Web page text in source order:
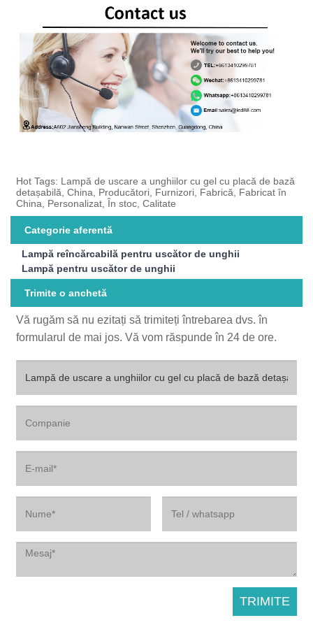
Hot Tags: Lampă de uscare a unghiilor cu gel cu placă de bază
detașabilă, China, Producători, Furnizori, Fabrică, Fabricat în
China, Personalizat, În stoc, Calitate
Categorie aferentă
Lampă reîncărcabilă pentru uscător de unghii
Lampă pentru uscător de unghii
Trimite o anchetă
Vă rugăm să nu ezitați să trimiteți întrebarea dvs. în
formularul de mai jos. Vă vom răspunde în 24 de ore.